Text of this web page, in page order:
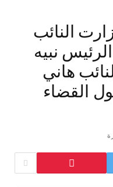
النائب
نبيه
هاني
القضاء